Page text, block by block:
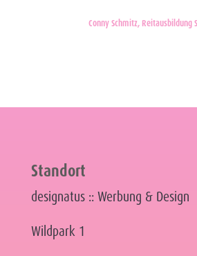
Conny Schmitz, Reitausbildung
Standort
designatus :: Werbung & Design
Wildpark 1